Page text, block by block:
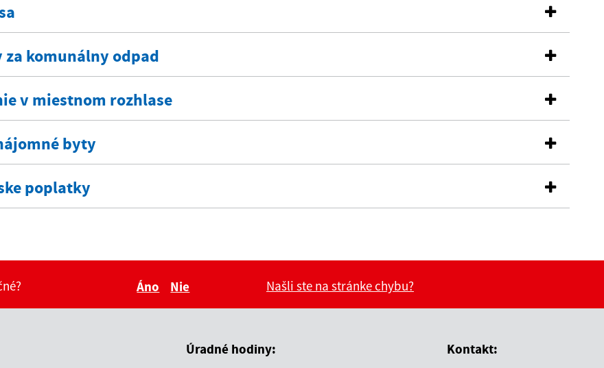
za komunálny odpad
v miestnom rozhlase
byty
poplatky
Áno
Nie
Našli ste na stránke chybu?
Úradné hodiny: Kontakt: